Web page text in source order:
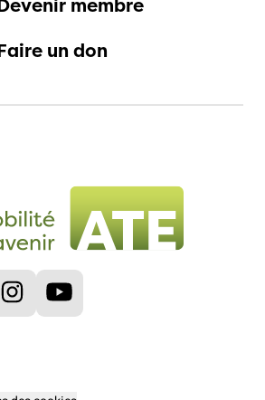
membre
un don
FacebookInstagram